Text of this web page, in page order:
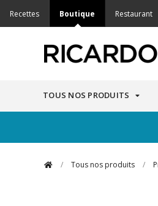
Recettes Boutique Restaurant
TOUS NOS PRODUITS
/ Tous nos produits /